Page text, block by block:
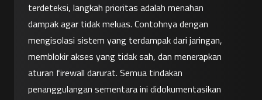
terdeteksi, langkah prioritas adalah menahan
dampak agar tidak meluas. Contohnya dengan
mengisolasi sistem yang terdampak dari jaringan,
memblokir akses yang tidak sah, dan menerapkan
aturan firewall darurat. Semua tindakan
penanggulangan sementara ini didokumentasikan